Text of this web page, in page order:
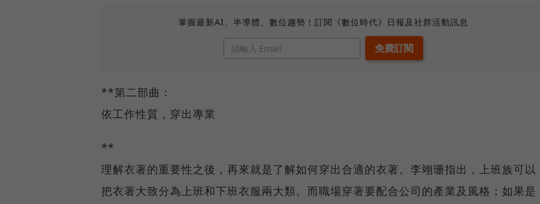
掌握最新AI、半導體、數位趨勢！訂閱《數位時代》日報及社群活動訊息
**第二部曲：
依工作性質，穿出專業
**
理解衣著的重要性之後，再來就是了解如何穿出合適的衣著。李翊珊指出，上班族可以
把衣著大致分為上班和下班衣服兩大類。而職場穿著要配合公司的產業及風格；如果是